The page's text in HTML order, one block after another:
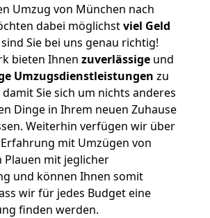
Umzug von München nach
dabei möglichstviel Geld
Sie bei uns genau richtig!
bieten Ihnen zuverlässige und
Umzugsdienstleistungen zu
Sie sich um nichts anderes
Dinge in Ihrem neuen Zuhause
Weiterhin verfügen wir über
mit Umzügen von
Plauen mit jeglicher
und können Ihnen somit
wir für jedes Budget eine
finden werden.